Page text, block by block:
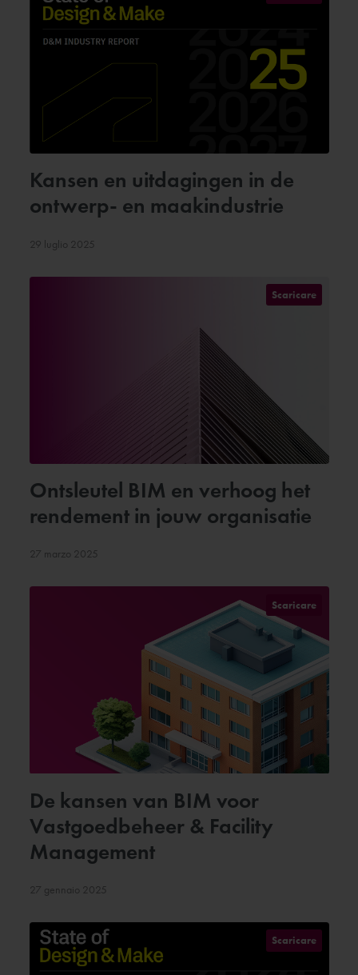
Kansen en uitdagingen in de
ontwerp- en maakindustrie
29 luglio 2025
Scaricare
Ontsleutel BIM en verhoog het
rendement in jouw organisatie
27 marzo 2025
Scaricare
De kansen van BIM voor
Vastgoedbeheer & Facility
Management
27 gennaio 2025
Scaricare